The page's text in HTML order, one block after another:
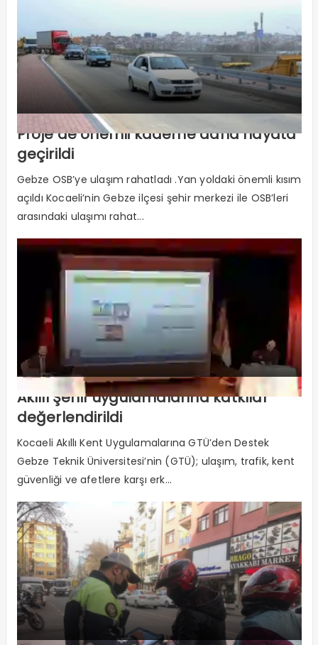
Proje de önemli kademe daha hayata
geçirildi
Gebze OSB’ye ulaşım rahatladı .Yan yoldaki önemli kısım
açıldı Kocaeli’nin Gebze ilçesi şehir merkezi ile OSB’leri
arasındaki ulaşımı rahat...
Akıllı Şehir uygulamalarına katkılar
değerlendirildi
Kocaeli Akıllı Kent Uygulamalarına GTÜ’den Destek
Gebze Teknik Üniversitesi’nin (GTÜ); ulaşım, trafik, kent
güvenliği ve afetlere karşı erk...